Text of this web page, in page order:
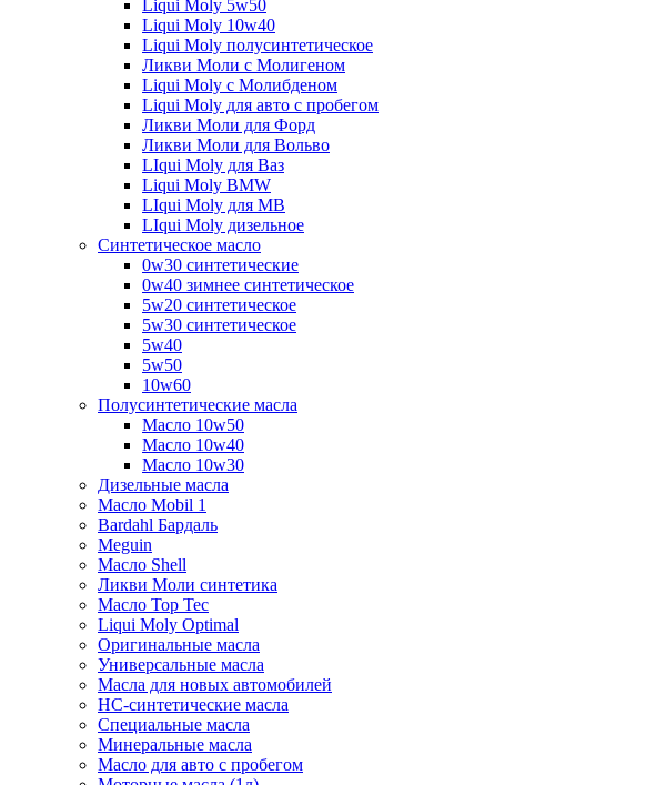
Liqui Moly 5w50
Liqui Moly 10w40
Liqui Moly полусинтетическое
Ликви Моли с Молигеном
Liqui Moly с Молибденом
Liqui Moly для авто с пробегом
Ликви Моли для Форд
Ликви Моли для Вольво
LIqui Moly для Ваз
Liqui Moly BMW
LIqui Moly для MB
LIqui Moly дизельное
Синтетическое масло
0w30 синтетические
0w40 зимнее синтетическое
5w20 синтетическое
5w30 синтетическое
5w40
5w50
10w60
Полусинтетические масла
Масло 10w50
Масло 10w40
Масло 10w30
Дизельные масла
Масло Mobil 1
Bardahl Бардаль
Meguin
Масло Shell
Ликви Моли синтетика
Масло Top Tec
Liqui Moly Optimal
Оригинальные масла
Универсальные масла
Масла для новых автомобилей
HC-синтетические масла
Специальные масла
Минеральные масла
Масло для авто с пробегом